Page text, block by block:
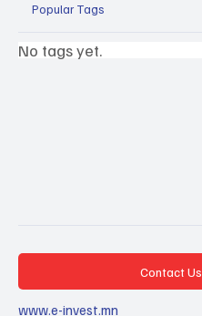
Popular Tags
No tags yet.
Contact Us
www.e-invest.mn